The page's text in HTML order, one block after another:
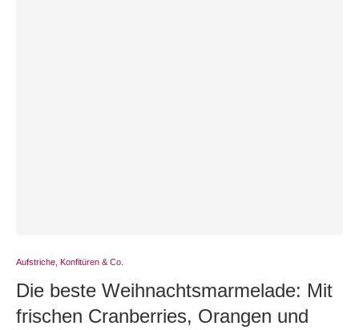
Aufstriche, Konfitüren & Co.
Die beste Weihnachtsmarmelade: Mit
frischen Cranberries, Orangen und